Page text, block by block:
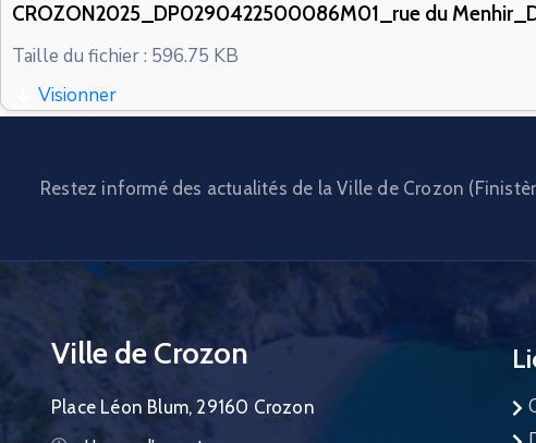
CROZON2025_DP0290422500086M01_rue du
Taille du fichier : 596.75 KB
Visionner
Restez informé des actualités de la Ville de Crozon
Ville de Crozon
Place Léon Blum, 29160 Crozon